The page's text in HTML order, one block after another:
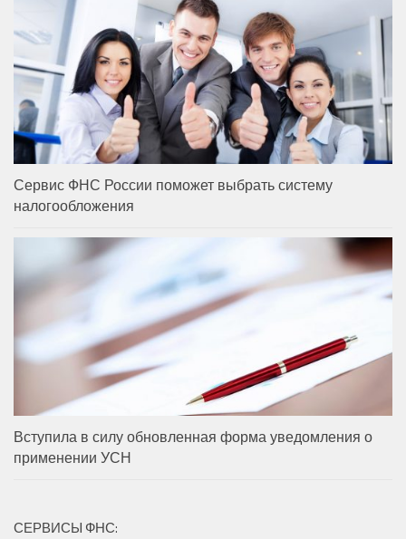
Сервис ФНС России поможет выбрать систему
налогообложения
Вступила в силу обновленная форма уведомления о
применении УСН
СЕРВИСЫ ФНС: